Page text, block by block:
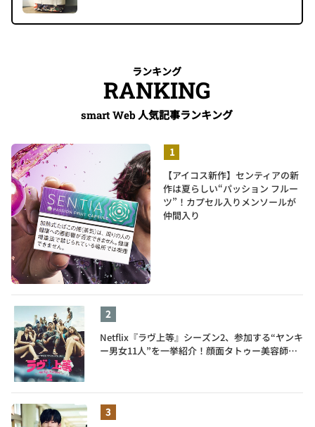
ランキング
RANKING
smart Web人気記事ランキング
【アイコス新作】センティアの新
作は夏らしい“パッション フルー
ツ”！カプセル入りメンソールが
仲間入り
Netflix『ラヴ上等』シーズン2、参加する“ヤンキ
ー男女11人”を一挙紹介！顔面タトゥー美容師、